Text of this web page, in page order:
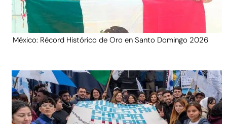
México: Récord Histórico de Oro en Santo Domingo 2026